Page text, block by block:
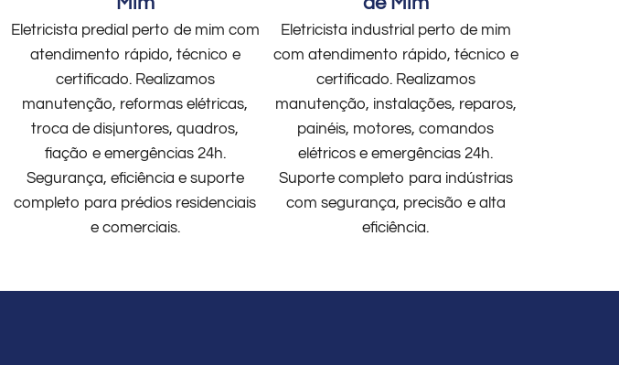
Eletricista predial perto de mim com
atendimento rápido, técnico e
certificado. Realizamos
manutenção, reformas elétricas,
troca de disjuntores, quadros,
fiação e emergências 24h.
Segurança, eficiência e suporte
completo para prédios residenciais
e comerciais.
Eletricista industrial perto de mim
com atendimento rápido, técnico e
certificado. Realizamos
manutenção, instalações, reparos,
painéis, motores, comandos
elétricos e emergências 24h.
Suporte completo para indústrias
com segurança, precisão e alta
eficiência.